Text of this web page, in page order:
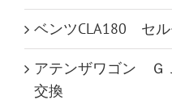
ベンツCLA180 セ
アテンザワゴン Ｇ
交換